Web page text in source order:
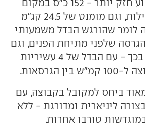
140 בגרסאות הרגילות, וגם מומנט של 24.5 קג"מ
20.4). קשה לומר שהורגש הבדל משמעותי
שלפני מתיחת הפנים, וגם
דף הנתונים תומך בכך - עם הבדל של 4 עשיריות
הגרסאות.
ביחס למקובל בקבוצה, עם
ליניארית ומדורגת - ללא
טורבו אחרות.